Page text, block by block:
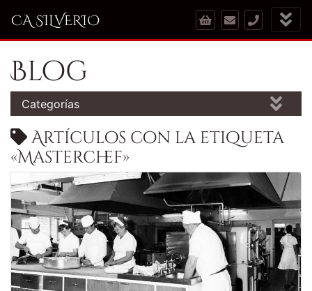
CA SILVERIO
Blog
Categorías
Artículos con la etiqueta
«Masterchef»